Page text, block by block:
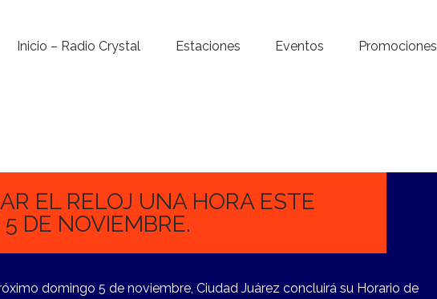
Inicio – Radio Crystal Estaciones Eventos Promociones
Noticias
Para ti
Contacto
EL RELOJ UNA HORA ESTE
DE NOVIEMBRE.
domingo 5 de noviembre, Ciudad Juárez concluirá su Horario de